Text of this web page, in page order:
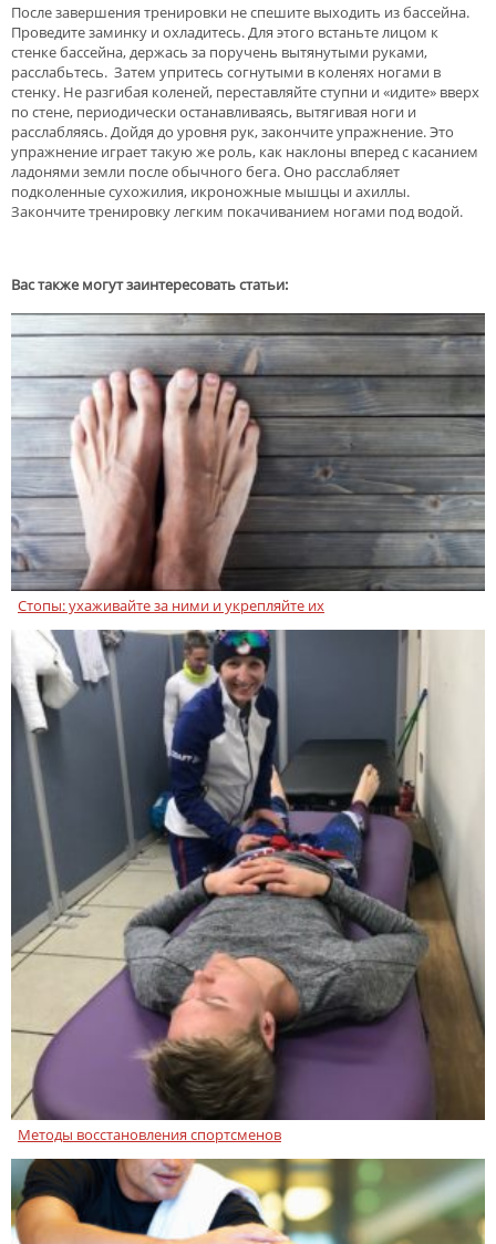
После завершения тренировки не спешите выходить из бассейна.
Проведите заминку и охладитесь. Для этого встаньте лицом к
стенке бассейна, держась за поручень вытянутыми руками,
расслабьтесь. Затем упритесь согнутыми в коленях ногами в
стенку. Не разгибая коленей, переставляйте ступни и «идите» вверх
по стене, периодически останавливаясь, вытягивая ноги и
расслабляясь. Дойдя до уровня рук, закончите упражнение. Это
упражнение играет такую же роль, как наклоны вперед с касанием
ладонями земли после обычного бега. Оно расслабляет
подколенные сухожилия, икроножные мышцы и ахиллы.
Закончите тренировку легким покачиванием ногами под водой.
Вас также могут заинтересовать статьи:
Стопы: ухаживайте за ними и укрепляйте их
Методы восстановления спортсменов